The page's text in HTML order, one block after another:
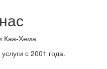
Каа-Хема
с 2001 года.